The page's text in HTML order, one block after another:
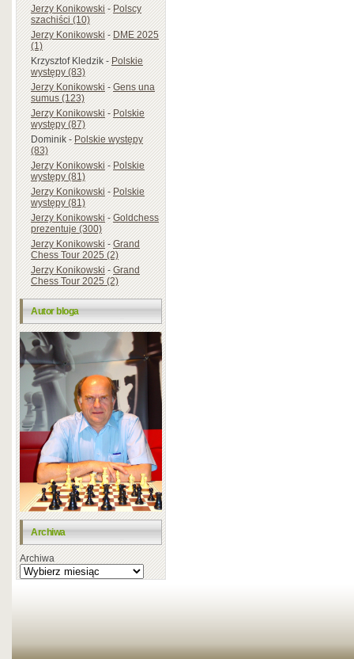
Jerzy Konikowski-Polscy
szachiści (10)
Jerzy Konikowski-DME 2025
(1)
Krzysztof Kledzik-Polskie
występy (83)
Jerzy Konikowski-Gens una
sumus (123)
Jerzy Konikowski-Polskie
występy (87)
Dominik-Polskie występy
(83)
Jerzy Konikowski-Polskie
występy (81)
Jerzy Konikowski-Polskie
występy (81)
Jerzy Konikowski-Goldchess
prezentuje (300)
Jerzy Konikowski-Grand
Chess Tour 2025 (2)
Jerzy Konikowski-Grand
Chess Tour 2025 (2)
Autor bloga
Archiwa
Archiwa